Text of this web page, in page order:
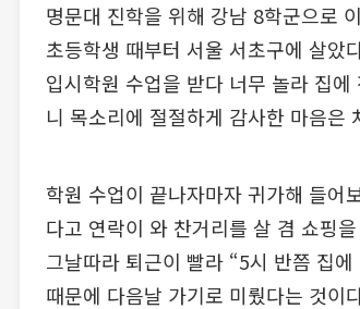
명문대 진학을 위해 강남 8학군으로
초등학생 때부터 서울 서초구에 살았
입시학원 수업을 받다 너무 놀라 집
니 목소리에 절절하게 감사한 마음은
학원 수업이 끝나자마자 귀가해 들어
다고 연락이 와 찬거리를 살 겸 쇼핑
그날따라 퇴근이 빨라 “5시 반쯤 집
때문에 다음날 가기로 미뤘다는 것이